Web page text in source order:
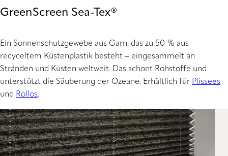
GreenScreen Sea-Tex®
Ein Sonnenschutzgewebe aus Garn, das zu 50 % aus
recyceltem Küstenplastik besteht – eingesammelt an
Stränden und Küsten weltweit. Das schont Rohstoffe und
unterstützt die Säuberung der Ozeane. Erhältlich für Plissees
und Rollos.